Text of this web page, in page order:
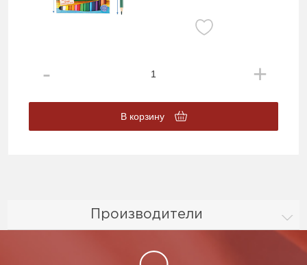
Производители
В корзину